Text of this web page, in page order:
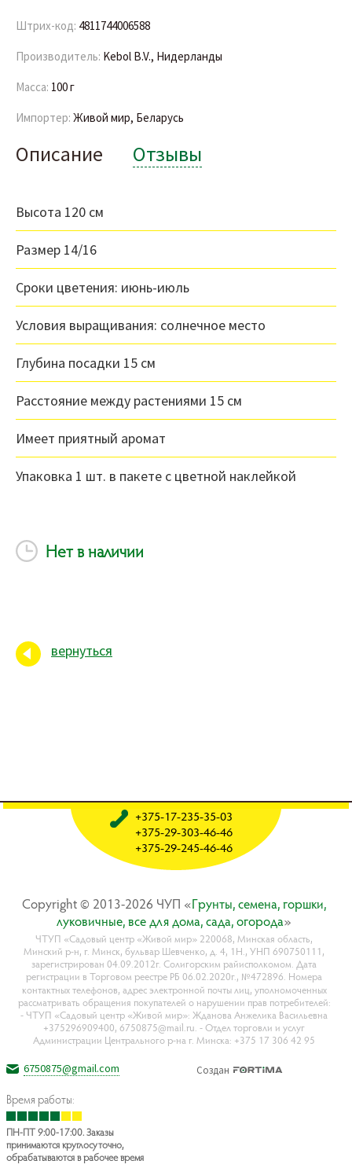
Штрих-код: 4811744006588
Производитель: Kebol B.V., Нидерланды
Масса: 100 г
Импортер: Живой мир, Беларусь
Описание Отзывы
Высота 120 см
Размер 14/16
Сроки цветения: июнь-июль
Условия выращивания: солнечное место
Глубина посадки 15 см
Расстояние между растениями 15 см
Имеет приятный аромат
Упаковка 1 шт. в пакете с цветной наклейкой
Нет в наличии
вернуться
Copyright © 2013-2026 ЧУП «Гpyнты, ceмeнa, гopшки,
лyкoвичныe, вce для дoмa, caдa, oгopoдa»
ЧТУП «Садовый центр «Живой мир» 220068, Минская область,
Минский р-н, г. Минск, бульвар Шевченко, д. 4, 1Н., УНП 690750111,
зарегистрирован 04.09.2012г. Солигорским райисполкомом. Дата
регистрации в Торговом реестре РБ 06.02.2020г., №472896. Номера
контактных телефонов, адрес электронной почты лиц, уполномоченных
рассматривать обращения покупателей о нарушении прав потребителей:
- ЧТУП «Садовый центр «Живой мир»: Жданова Анжелика Васильевна
+375296909400, 6750875@mail.ru. - Отдел торговли и услуг
Администрации Центрального р-на г. Минска: +375 17 306 42 95
+375-17-235-35-03
+375-29-303-46-46
+375-29-245-46-46
6750875@gmail.com
Время работы:
ПН-ПТ 9:00-17:00. Заказы
принимаются круглосуточно,
обрабатываются в рабочее время
Создан